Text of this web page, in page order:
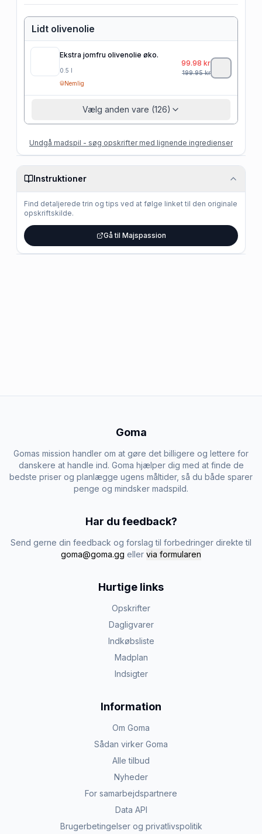
Lidt olivenolie
Ekstra jomfru olivenolie øko.
0.5 l
Nemlig
99.98 kr
199.95kr
Vælg anden vare (126)
Undgå madspil - søg opskrifter med lignende ingredienser
Instruktioner
Find detaljerede trin og tips ved at følge linket til den originale
opskriftskilde.
Gå til Majspassion
Goma
Gomas mission handler om at gøre det billigere og lettere for
danskere at handle ind. Goma hjælper dig med at finde de
bedste priser og planlægge ugens måltider, så du både sparer
penge og mindsker madspild.
Har du feedback?
Send gerne din feedback og forslag til forbedringer direkte til
goma@goma.gg eller via formularen
Hurtige links
Opskrifter
Dagligvarer
Indkøbsliste
Madplan
Indsigter
Information
Om Goma
Sådan virker Goma
Alle tilbud
Nyheder
For samarbejdspartnere
Data API
Brugerbetingelser og privatlivspolitik